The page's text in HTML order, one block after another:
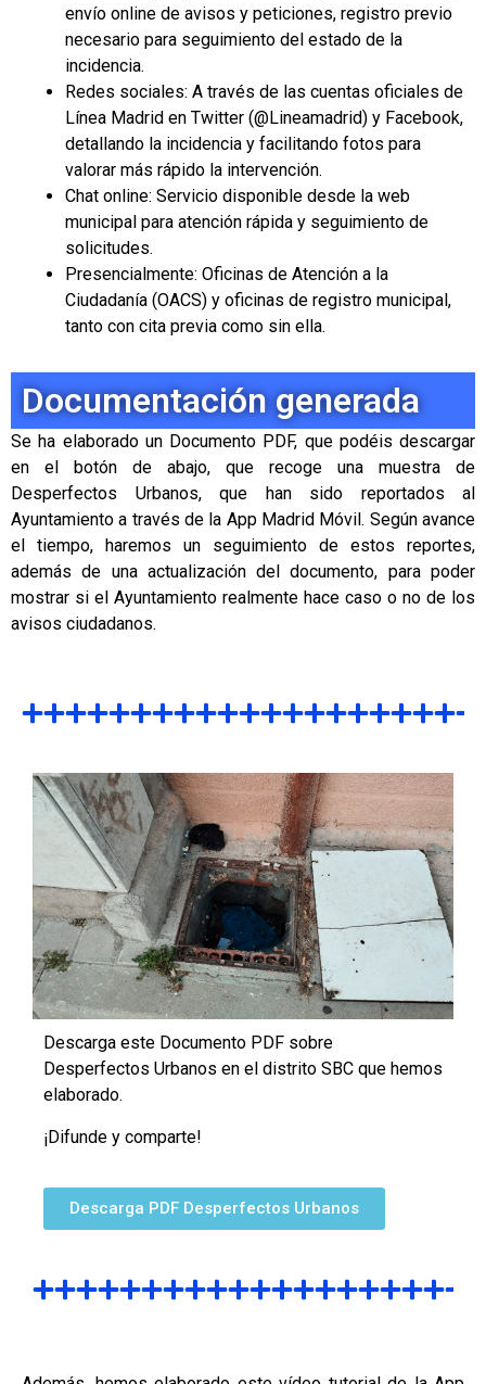
envío online de avisos y peticiones, registro previo
necesario para seguimiento del estado de la
incidencia.​
Redes sociales: A través de las cuentas oficiales de
Línea Madrid en Twitter (@Lineamadrid) y Facebook,
detallando la incidencia y facilitando fotos para
valorar más rápido la intervención.​
Chat online: Servicio disponible desde la web
municipal para atención rápida y seguimiento de
solicitudes.​
Presencialmente: Oficinas de Atención a la
Ciudadanía (OACS) y oficinas de registro municipal,
tanto con cita previa como sin ella.
Documentación generada
Se ha elaborado un Documento PDF, que podéis descargar
en el botón de abajo, que recoge una muestra de
Desperfectos Urbanos, que han sido reportados al
Ayuntamiento a través de la App Madrid Móvil. Según avance
el tiempo, haremos un seguimiento de estos reportes,
además de una actualización del documento, para poder
mostrar si el Ayuntamiento realmente hace caso o no de los
avisos ciudadanos.
Descarga este Documento PDF sobre
Desperfectos Urbanos en el distrito SBC que hemos
elaborado.
¡Difunde y comparte!
Descarga PDF Desperfectos Urbanos